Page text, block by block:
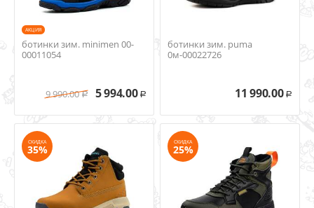
AКЦИЯ
ботинки зим. minimen 00-
00011054
9 990.00 Р 5 994.00 Р
ботинки зим. puma
0м-00022726
11 990.00 Р
СКИДКА
35%
СКИДКА
25%